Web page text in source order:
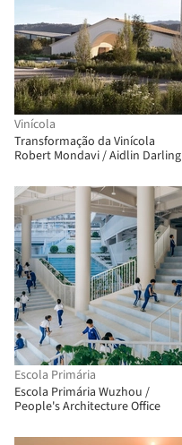
Vinícola
Transformação da Vinícola
Robert Mondavi / Aidlin Darling
Escola Primária
Escola Primária Wuzhou /
People's Architecture Office